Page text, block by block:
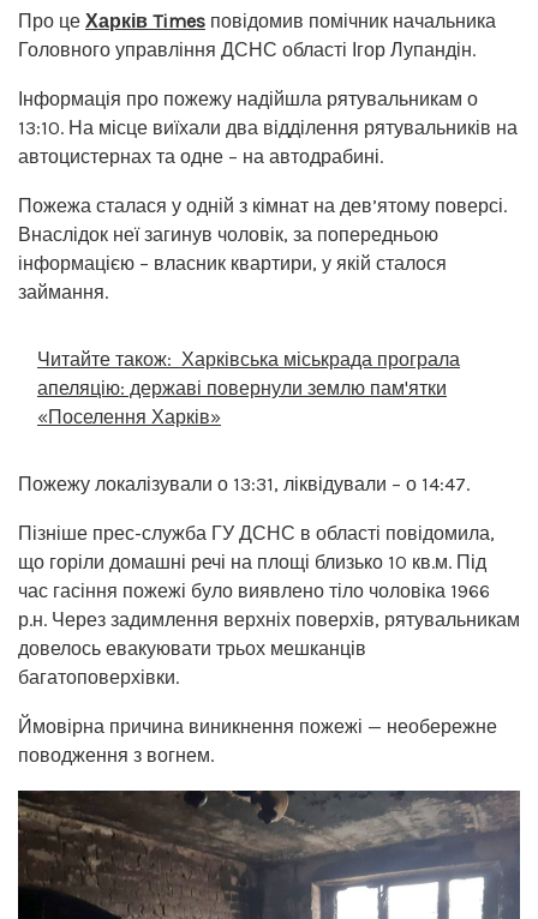
Про це Харків Times повідомив помічник начальника
Головного управління ДСНС області Ігор Лупандін.
Інформація про пожежу надійшла рятувальникам о
13:10. На місце виїхали два відділення рятувальників на
автоцистернах та одне – на автодрабині.
Пожежа сталася у одній з кімнат на дев’ятому поверсі.
Внаслідок неї загинув чоловік, за попередньою
інформацією – власник квартири, у якій сталося
займання.
Читайте також: Харківська міськрада програла
апеляцію: державі повернули землю пам'ятки
«Поселення Харків»
Пожежу локалізували о 13:31, ліквідували – о 14:47.
Пізніше прес-служба ГУ ДСНС в області повідомила,
що горіли домашні речі на площі близько 10 кв.м. Під
час гасіння пожежі було виявлено тіло чоловіка 1966
р.н. Через задимлення верхніх поверхів, рятувальникам
довелось евакуювати трьох мешканців
багатоповерхівки.
Ймовірна причина виникнення пожежі — необережне
поводження з вогнем.